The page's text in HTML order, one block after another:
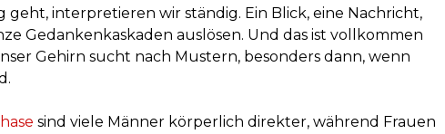
geht, interpretieren wir ständig. Ein Blick, eine Nachricht,
Gedankenkaskaden auslösen. Und das ist vollkommen
Gehirn sucht nach Mustern, besonders dann, wenn
sind viele Männer körperlich direkter, während Frauen